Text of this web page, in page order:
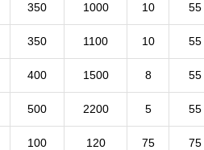
350 1000 10 55
350 1100 10 55
400 1500 8 55
500 2200 5 55
100 120 75 75